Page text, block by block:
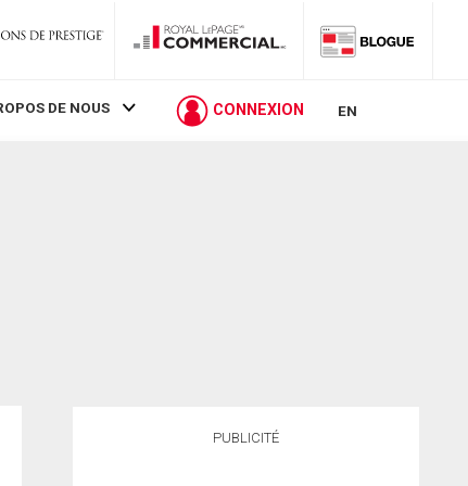
DE NOUS CONNEXION EN
PUBLICITÉ